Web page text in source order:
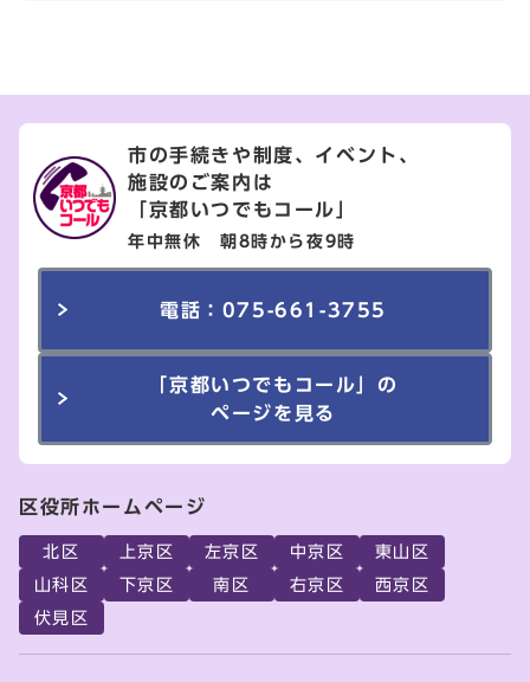
市の手続きや制度、イベント、
施設のご案内は
「京都いつでもコール」
年中無休 朝8時から夜9時
電話：075-661-3755
「京都いつでもコール」の
ページを見る
区役所ホームページ
北区 上京区 左京区 中京区
東山区
山科区
下京区 南区 右京区
西京区
伏見区